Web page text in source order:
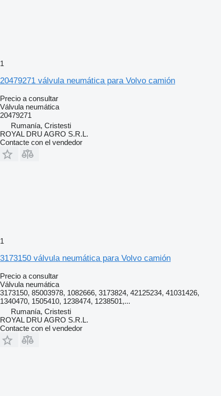
1
20479271 válvula neumática para Volvo camión
Precio a consultar
Válvula neumática
20479271
Rumanía, Cristesti
ROYAL DRU AGRO S.R.L.
Contacte con el vendedor
1
3173150 válvula neumática para Volvo camión
Precio a consultar
Válvula neumática
3173150, 85003978, 1082666, 3173824, 42125234, 41031426,
1340470, 1505410, 1238474, 1238501,...
Rumanía, Cristesti
ROYAL DRU AGRO S.R.L.
Contacte con el vendedor